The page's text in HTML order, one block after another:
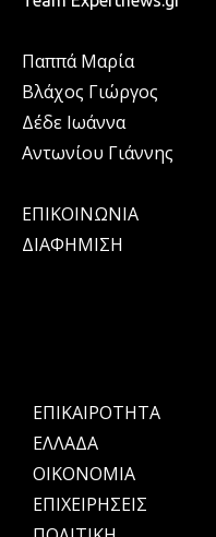
Παππά Μαρία
Βλάχος Γιώργος
Δέδε Ιωάννα
Αντωνίου Γιάννης
ΕΠΙΚΟΙΝΩΝΙΑ
ΔΙΑΦΗΜΙΣΗ
ΕΠΙΚΑΙΡΟΤΗΤΑ
ΕΛΛΑΔΑ
OIKONOMIA
ΕΠΙΧΕΙΡΗΣΕΙΣ